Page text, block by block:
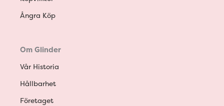
Ångra Köp
Om Glinder
Vår Historia
Hållbarhet
Företaget